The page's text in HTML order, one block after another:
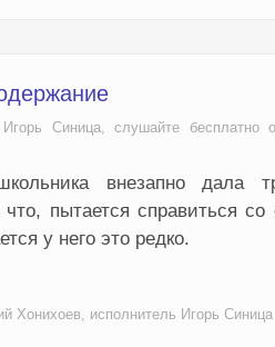
Синица, слушайте бесплатно
внезапно дала
пытается справиться
у него это редко.
Хонихоев, исполнитель Игорь Синица